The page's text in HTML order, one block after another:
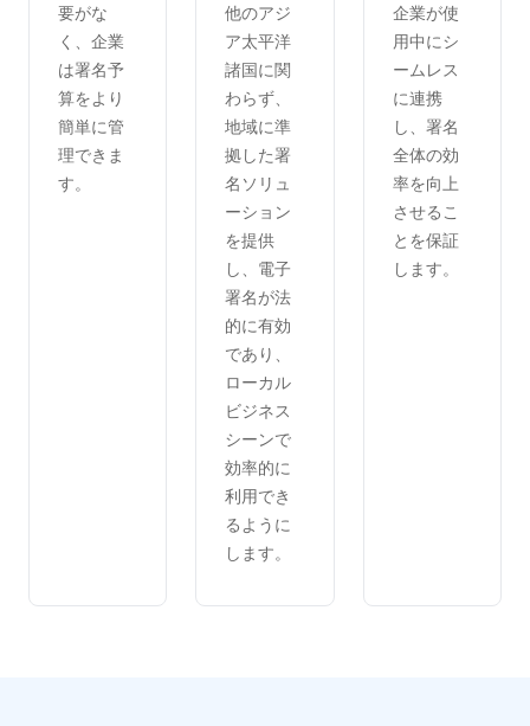
要がな
く、企業
は署名予
算をより
簡単に管
理できま
す。
他のアジ
ア太平洋
諸国に関
わらず、
地域に準
拠した署
名ソリュ
ーション
を提供
し、電子
署名が法
的に有効
であり、
ローカル
ビジネス
シーンで
効率的に
利用でき
るように
します。
企業が使
用中にシ
ームレス
に連携
し、署名
全体の効
率を向上
させるこ
とを保証
します。